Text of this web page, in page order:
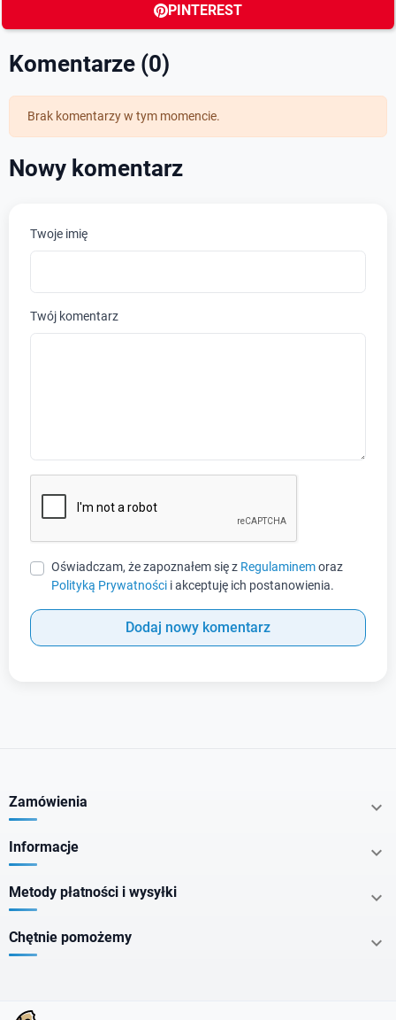
PINTEREST
Komentarze (0)
Brak komentarzy w tym momencie.
Nowy komentarz
Twoje imię
Twój komentarz
Oświadczam, że zapoznałem się z Regulaminemoraz
Polityką Prywatności i akceptuję ich postanowienia.
Dodaj nowy komentarz
Zamówienia 
Informacje 
Metody płatności i wysyłki 
Chętnie pomożemy 